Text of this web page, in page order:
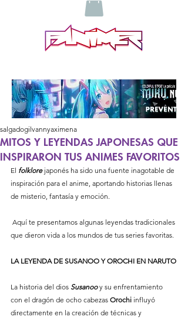
MITOS Y LEYENDAS JAPONESAS QUE
INSPIRARON TUS ANIMES FAVORITOS
salgadogilvannyaximena
El folklore japonés ha sido una fuente inagotable de
inspiración para el anime, aportando historias llenas
de misterio, fantasía y emoción.
que dieron vida a los mundos de tus series favoritas.
LA LEYENDA DE SUSANOO Y OROCHI EN NARUTO
La historia del dios Susanoo y su enfrentamiento
con el dragón de ocho cabezas Orochi influyó
directamente en la creación de técnicas y